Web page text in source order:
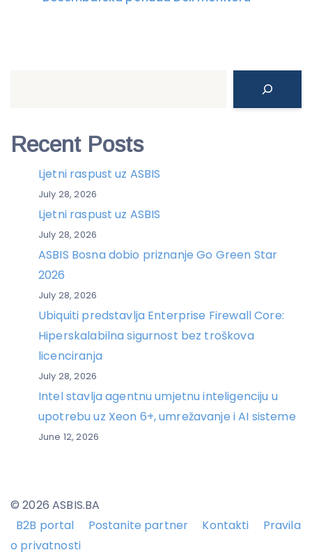
Recent Posts
Ljetni raspust uz ASBIS
July 28, 2026
Ljetni raspust uz ASBIS
July 28, 2026
ASBIS Bosna dobio priznanje Go Green Star
2026
July 28, 2026
Ubiquiti predstavlja Enterprise Firewall Core:
Hiperskalabilna sigurnost bez troškova
licenciranja
July 28, 2026
Intel stavlja agentnu umjetnu inteligenciju u
upotrebu uz Xeon 6+, umrežavanje i AI sisteme
June 12, 2026
© 2026 ASBIS.BA
B2B portal
Postanite partner Kontakti
Pravila
o privatnosti